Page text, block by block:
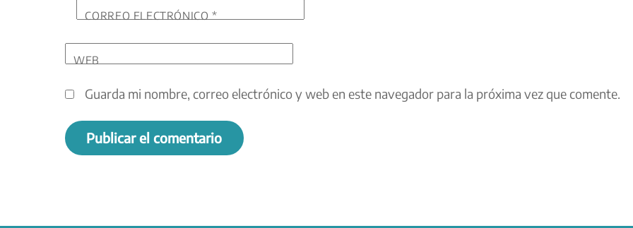
CORREO ELECTRÓNICO*
WEB
Guarda mi nombre, correo electrónico y web en este navegador para la próxima vez que comente.